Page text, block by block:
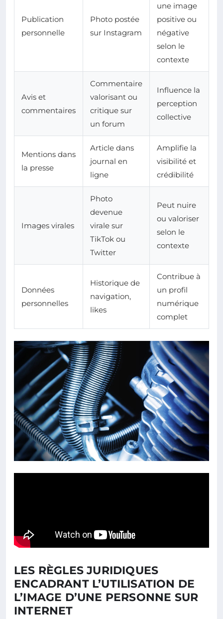
Publication
personnelle
Photo postée
sur Instagram
une image
positive ou
négative
selon le
contexte
Avis et
commentaires
Commentaire
valorisant ou
critique sur
un forum
Influence la
perception
collective
Mentions dans
la presse
Article dans
journal en
ligne
Amplifie la
visibilité et
crédibilité
Images virales
Photo
devenue
virale sur
TikTok ou
Twitter
Peut nuire
ou valoriser
selon le
contexte
Données
personnelles
Historique de
navigation,
likes
Contribue à
un profil
numérique
complet
LES RÈGLES JURIDIQUES
ENCADRANT L’UTILISATION DE
L’IMAGE D’UNE PERSONNE SUR
INTERNET